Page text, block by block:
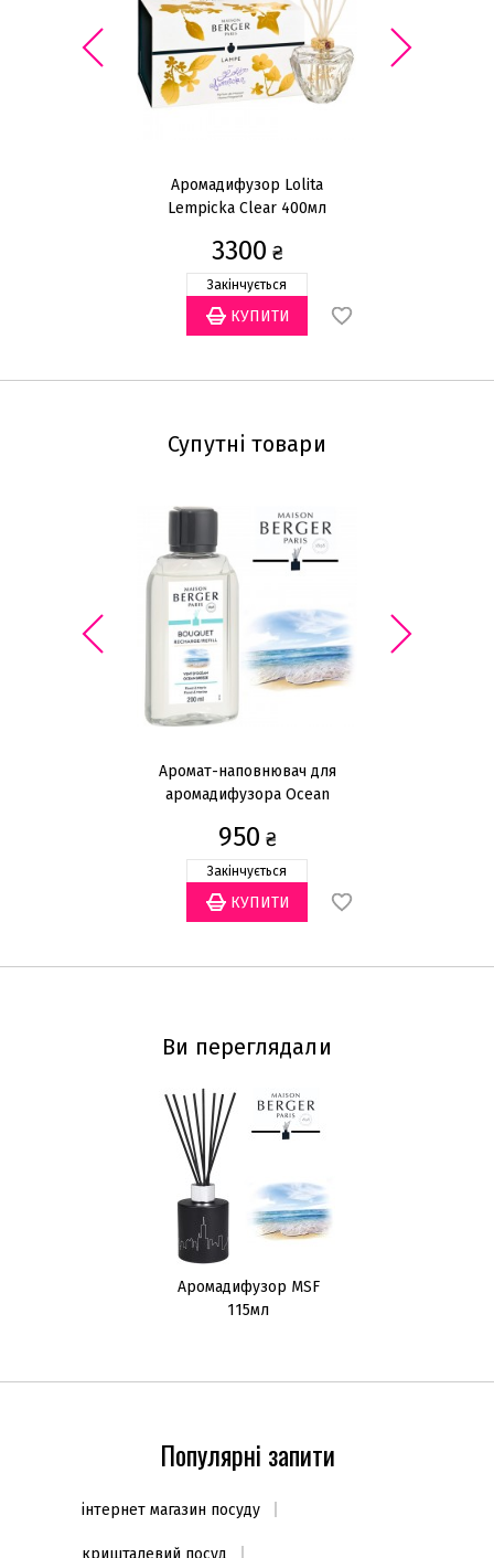
Аромадифузор Lolita
Lempicka Clear 400мл
3300 ₴
Закінчується
Супутні товари
Аромат-наповнювач для
аромадифузора Ocean
950 ₴
Закінчується
Ви переглядали
Аромадифузор MSF
115мл
Популярні запити
інтернет магазин посуду
кришталевий посуд